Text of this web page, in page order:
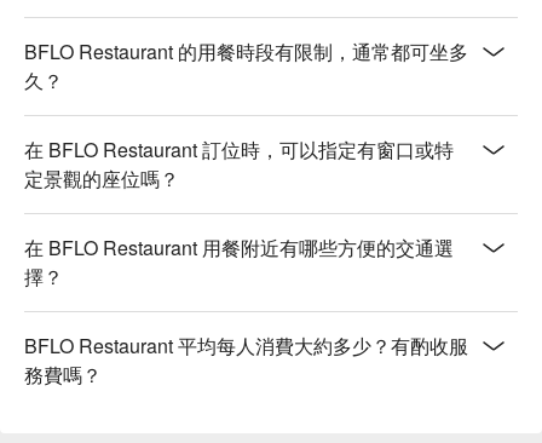
BFLO Restaurant 的用餐時段有限制，通常都可坐多
久？
在 BFLO Restaurant 訂位時，可以指定有窗口或特
定景觀的座位嗎？
在 BFLO Restaurant 用餐附近有哪些方便的交通選
擇？
BFLO Restaurant 平均每人消費大約多少？有酌收服
務費嗎？